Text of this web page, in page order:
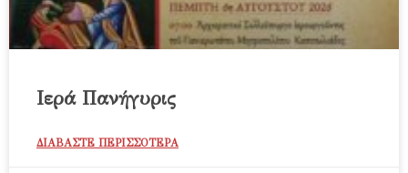
Ιερά Πανήγυρις
ΔΙΑΒΑΣΤΕ ΠΕΡΙΣΣΟΤΕΡΑ